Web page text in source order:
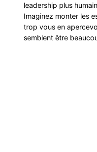
leadership plus
Imaginez monter les
trop vous en
semblent être